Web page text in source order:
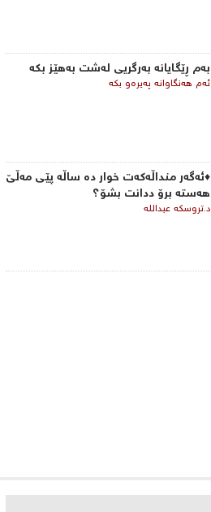
به‌م ڕێگایانه‌ به‌رگریی‌ له‌شت به‌هێز بكه‌
ئه‌م هه‌نگاوانه‌ په‌یره‌و بكه‌
♦ئەگەر منداڵەکەت خوار دە ساڵە پێی مەڵێ
هەستە برۆ ددانت بشۆ؟
د.تروسکە عبداللە